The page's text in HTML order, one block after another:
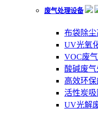
废气处理设备
布袋除
UV光氧
VOC废
酸碱废
高效环
活性炭
UV光解